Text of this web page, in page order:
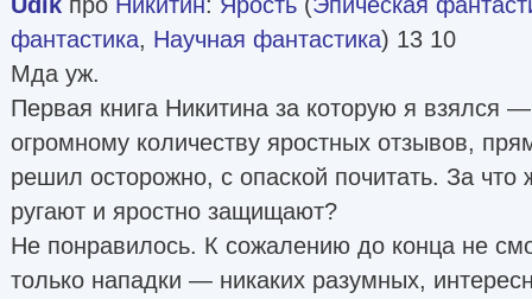
фантастика, Научная фантастика) 13 10
Мда уж.
Первая книга Никитина за которую я взялся
огромному количеству яростных отзывов,
решил осторожно, с опаской почитать. За что
ругают и яростно защищают?
Не понравилось. К сожалению до конца не
только нападки — никаких разумных,